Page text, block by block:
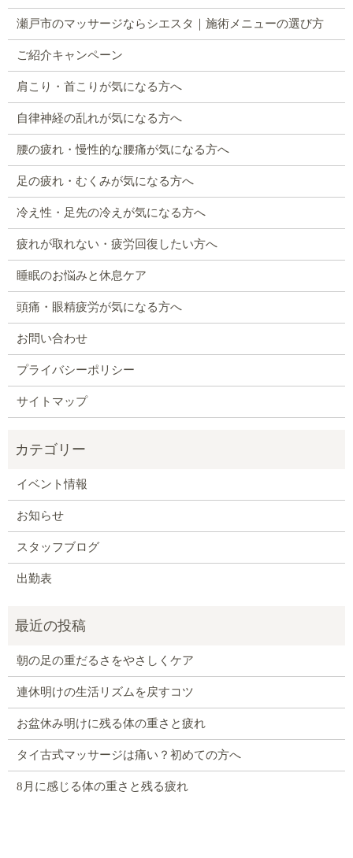
瀬戸市のマッサージならシエスタ｜施術メニューの選び方
ご紹介キャンペーン
肩こり・首こりが気になる方へ
自律神経の乱れが気になる方へ
腰の疲れ・慢性的な腰痛が気になる方へ
足の疲れ・むくみが気になる方へ
冷え性・足先の冷えが気になる方へ
疲れが取れない・疲労回復したい方へ
睡眠のお悩みと休息ケア
頭痛・眼精疲労が気になる方へ
お問い合わせ
プライバシーポリシー
サイトマップ
イベント情報
お知らせ
スタッフブログ
出勤表
朝の足の重だるさをやさしくケア
連休明けの生活リズムを戻すコツ
お盆休み明けに残る体の重さと疲れ
タイ古式マッサージは痛い？初めての方へ
8月に感じる体の重さと残る疲れ